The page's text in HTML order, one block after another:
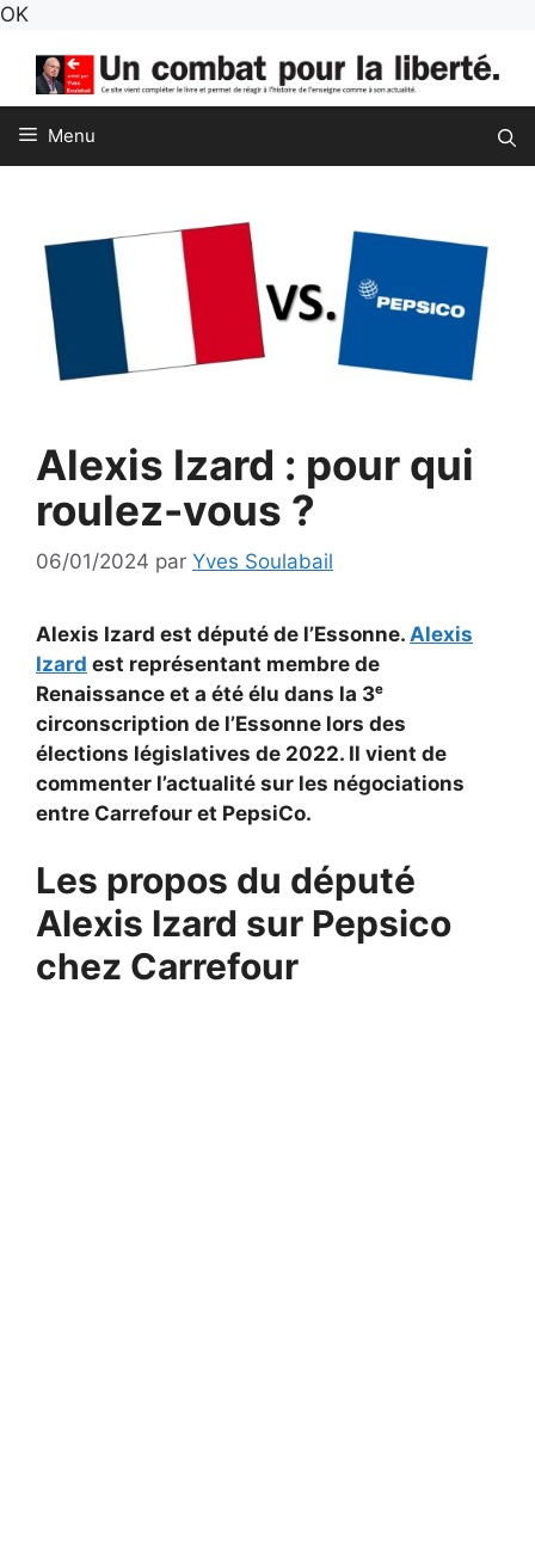
OKAller
contenu
Menu
Alexis Izard : pour qui
roulez-vous ?
06/01/2024 par Yves Soulabail
Alexis Izard est député de l’Essonne. Alexis
Izard est représentant membre de
Renaissance et a été élu dans la 3ᵉ
circonscription de l’Essonne lors des
élections législatives de 2022. Il vient de
commenter l’actualité sur les négociations
entre Carrefour et PepsiCo.
Les propos du député
Alexis Izard sur Pepsico
chez Carrefour